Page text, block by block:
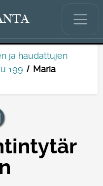
ja haudattujen
199
Maria